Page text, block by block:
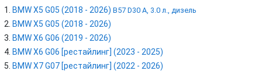
BMW X5 G05 (2018 - 2026) B57 D30 A, 3.0 л., дизель
BMW X5 G05 (2018 - 2026)
BMW X6 G06 (2019 - 2026)
BMW X6 G06 [рестайлинг] (2023 - 2025)
BMW X7 G07 [рестайлинг] (2022 - 2026)